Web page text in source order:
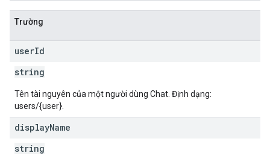
Trường
userId
string
Tên tài nguyên của một người dùng Chat. Định dạng:
users/{user}.
displayName
string